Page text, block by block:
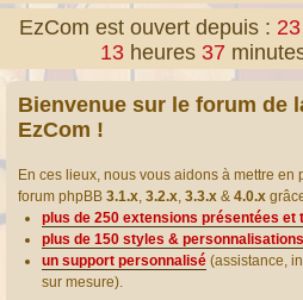
EzCom est ouvert depuis : 23
13 heures 37
Bienvenue sur le forum de
EzCom !
En ces lieux, nous vous aidons à mettre en
forum phpBB 3.1.x, 3.2.x, 3.3.x & 4.0.x
plus de 250 extensions présentées et
plus de 150 styles &
un support personnalisé (assistance,
sur mesure).